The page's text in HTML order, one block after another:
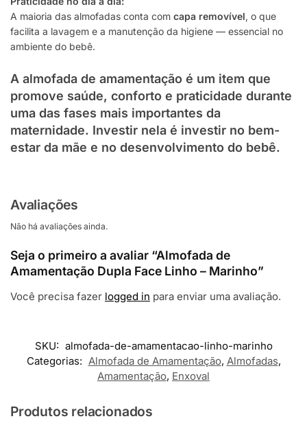
A maioria das almofadas conta com capa removível, o que
facilita a lavagem e a manutenção da higiene — essencial no
ambiente do bebê.
A almofada de amamentação é um item que
promove saúde, conforto e praticidade durante
uma das fases mais importantes da
maternidade. Investir nela é investir no bem-
estar da mãe e no desenvolvimento do bebê.
Avaliações
Não há avaliações ainda.
Seja o primeiro a avaliar “Almofada de
Amamentação Dupla Face Linho – Marinho”
Você precisa fazer logged in para enviar uma avaliação.
SKU: almofada-de-amamentacao-linho-marinho
Categorias: Almofada de Amamentação, Almofadas,
Amamentação, Enxoval
Produtos relacionados